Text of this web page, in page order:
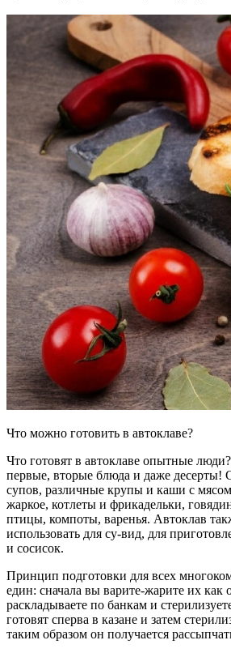
Что можно готовить в автоклаве?
Что готовят в автоклаве опытные
первые, вторые блюда и даже десерты!
супов, различные крупы и каши с
жаркое, котлеты и фрикадельки,
птицы, компоты, варенья. Автоклав
использовать для су-вид, для
и сосисок.
Принцип подготовки для всех
един: сначала вы варите-жарите их как
раскладываете по банкам и
готовят сперва в казане и затем
таким образом он получается